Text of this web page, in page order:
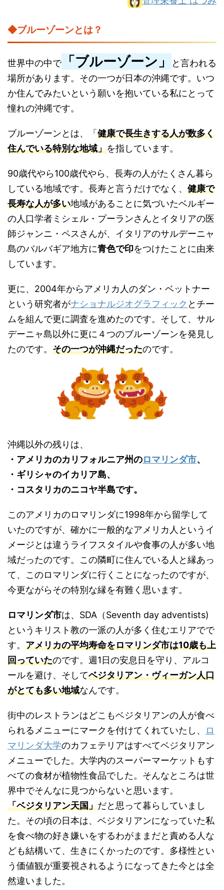
◆ブルーゾーンとは？
世界中の中で 「ブルーゾーン」
と言われる
場所があります。その一つが日本の沖縄です。いつ
か住んでみたいという願いを抱いている私にとって
憧れの沖縄です。
ブルーゾーンとは、「 健康で長生きする人が数多く
住んでいる特別な地域」を指しています。
90歳代やら100歳代やら、長寿の人がたくさん暮ら
している地域です。長寿と言うだけでなく、 健康で
長寿な人が多い地域があることに気づいたベルギー
の人口学者ミシェル・プーランさんとイタリアの医
師ジャンニ・ペスさんが、イタリアのサルデーニャ
島のバルバギア地方に青色で印をつけたことに由来
しています。
更に、2004年からアメリカ人のダン・ベットナー
という研究者がナショナルジオグラフィック とチー
ムを組んで更に調査を進めたのです。そして、サル
デーニャ島以外に更に４つのブルーゾーンを発見し
たのです。 その一つが沖縄だったのです。
沖縄以外の残りは、
・アメリカのカリフォルニア州のロマリンダ市、
・ギリシャのイカリア島、
・コスタリカのニコヤ半島です。
このアメリカのロマリンダに1998年から留学して
いたのですが、確かに一般的なアメリカ人というイ
メージとは違うライフスタイルや食事の人が多い地
域だったのです。この隣町に住んでいる人と縁あっ
て、このロマリンダに行くことになったのですが、
今更ながらその特別な縁を有難く思います。
ロマリンダ市は、SDA（Seventh day adventists)
というキリスト教の一派の人が多く住むエリアでで
す。 アメリカの平均寿命をロマリンダ市は10歳も上
回っていたのです。週1日の安息日を守り、アルコ
ールを避け、そしてベジタリアン・ヴィーガン人口
がとても多い地域なんです。
街中のレストランはどこもベジタリアンの人が食べ
られるメニューにマークを付けてくれていたし、
ロ
マリンダ大学のカフェテリアはすべてベジタリアン
メニューでした。大学内のスーパーマーケットもす
べての食材が植物性食品でした。そんなところは世
界中でそんなに見つからないと思います。
「ベジタリアン天国」だと思って暮らしていまし
た。その頃の日本は、ベジタリアンになっていた私
を食べ物の好き嫌いをするわがままだと責める人な
ども結構いて、生きにくかったのです。多様性とい
う価値観が重要視されるようになってきた今とは全
然違いました。